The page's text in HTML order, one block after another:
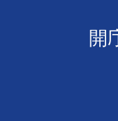
開